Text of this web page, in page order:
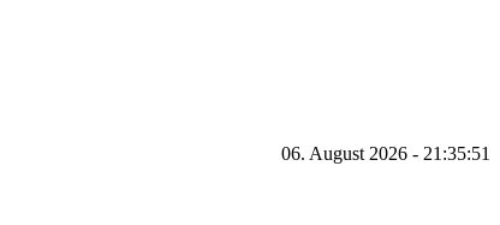
06. August 2026 - 21:35:51